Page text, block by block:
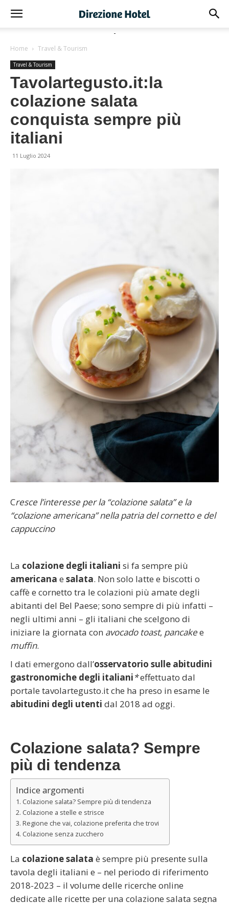
-
Home Travel & Tourism
Travel & Tourism
Tavolartegusto.it:la
colazione salata
conquista sempre più
italiani
11 Luglio 2024
Cresce l’interesse per la “colazione salata” e la
“colazione americana” nella patria del cornetto e del
cappuccino
La colazione degli italiani si fa sempre più
americana e salata. Non solo latte e biscotti o
caffè e cornetto tra le colazioni più amate degli
abitanti del Bel Paese; sono sempre di più infatti –
negli ultimi anni – gli italiani che scelgono di
iniziare la giornata con avocado toast, pancakee
muffin.
I dati emergono dall’osservatorio sulle abitudini
gastronomiche degli italiani*effettuato dal
portale tavolartegusto.itche ha preso in esame le
abitudini degli utenti dal 2018 ad oggi.
Colazione salata? Sempre
più di tendenza
Indice argomenti
Colazione salata? Sempre più di tendenza
Colazione a stelle e strisce
Regione che vai, colazione preferita che trovi
Colazione senza zucchero
La colazione salata è sempre più presente sulla
tavola degli italiani e – nel periodo di riferimento
2018-2023 – il volume delle ricerche online
dedicate alle ricette per una colazione salata segna